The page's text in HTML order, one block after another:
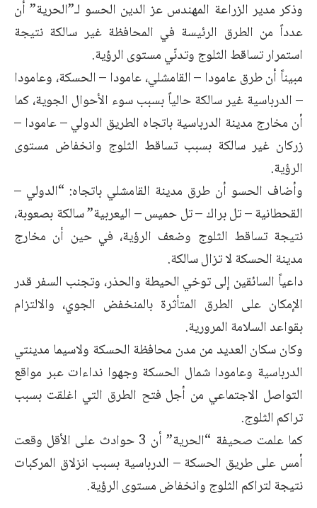
وذكر مدير الزراعة المهندس عز الدين الحسو لـ”الحرية” أن
عدداً من الطرق الرئيسة في المحافظة غير سالكة نتيجة
استمرار تساقط الثلوج وتدنّي مستوى الرؤية.
مبيناً أن طرق عامودا – القامشلي، عامودا – الحسكة، وعامودا
– الدرباسية غير سالكة حالياً بسبب سوء الأحوال الجوية، كما
أن مخارج مدينة الدرباسية باتجاه الطريق الدولي – عامودا –
زركان غير سالكة بسبب تساقط الثلوج وانخفاض مستوى
الرؤية.
وأضاف الحسو أن طرق مدينة القامشلي باتجاه: “الدولي –
القحطانية – تل براك – تل حميس – اليعربية” سالكة بصعوبة،
نتيجة تساقط الثلوج وضعف الرؤية، في حين أن مخارج
مدينة الحسكة لا تزال سالكة.
داعياً السائقين إلى توخي الحيطة والحذر، وتجنب السفر قدر
الإمكان على الطرق المتأثرة بالمنخفض الجوي، والالتزام
بقواعد السلامة المرورية.
وكان سكان العديد من مدن محافظة الحسكة ولاسيما مدينتي
الدرباسية وعامودا شمال الحسكة وجهوا نداءات عبر مواقع
التواصل الاجتماعي من أجل فتح الطرق التي اغلقت بسبب
تراكم الثلوج.
كما علمت صحيفة “الحرية” أن 3 حوادث على الأقل وقعت
أمس على طريق الحسكة – الدرباسية بسبب انزلاق المركبات
نتيجة لتراكم الثلوج وانخفاض مستوى الرؤية.